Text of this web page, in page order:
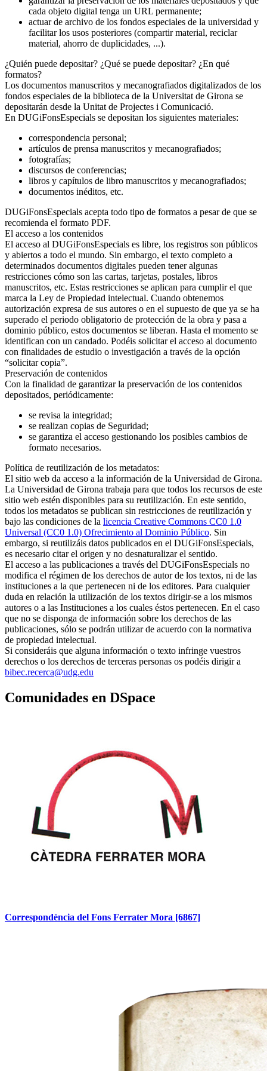
cada objeto digital tenga un URL permanente;
actuar de archivo de los fondos especiales de la universidad y
facilitar los usos posteriores (compartir material, reciclar
material, ahorro de duplicidades, ...).
¿Quién puede depositar? ¿Qué se puede depositar? ¿En qué
formatos?
Los documentos manuscritos y mecanografiados digitalizados de los
fondos especiales de la biblioteca de la Universitat de Girona se
depositarán desde la Unitat de Projectes i Comunicació.
En DUGiFonsEspecials se depositan los siguientes materiales:
correspondencia personal;
artículos de prensa manuscritos y mecanografiados;
fotografías;
discursos de conferencias;
libros y capítulos de libro manuscritos y mecanografiados;
documentos inéditos, etc.
DUGiFonsEspecials acepta todo tipo de formatos a pesar de que se
recomienda el formato PDF.
El acceso a los contenidos
El acceso al DUGiFonsEspecials es libre, los registros son públicos
y abiertos a todo el mundo. Sin embargo, el texto completo a
determinados documentos digitales pueden tener algunas
restricciones cómo son las cartas, tarjetas, postales, libros
manuscritos, etc. Estas restricciones se aplican para cumplir el que
marca la Ley de Propiedad intelectual. Cuando obtenemos
autorización expresa de sus autores o en el supuesto de que ya se ha
superado el periodo obligatorio de protección de la obra y pasa a
dominio público, estos documentos se liberan. Hasta el momento se
identifican con un candado. Podéis solicitar el acceso al documento
con finalidades de estudio o investigación a través de la opción
“solicitar copia”.
Preservación de contenidos
Con la finalidad de garantizar la preservación de los contenidos
depositados, periódicamente:
se revisa la integridad;
se realizan copias de Seguridad;
se garantiza el acceso gestionando los posibles cambios de
formato necesarios.
Política de reutilización de los metadatos:
El sitio web da acceso a la información de la Universidad de Girona.
La Universidad de Girona trabaja para que todos los recursos de este
sitio web estén disponibles para su reutilización. En este sentido,
todos los metadatos se publican sin restricciones de reutilización y
bajo las condiciones de la licencia Creative Commons CC0 1.0
Universal (CC0 1.0) Ofrecimiento al Dominio Público. Sin
embargo, si reutilizáis datos publicados en el DUGiFonsEspecials,
es necesario citar el origen y no desnaturalizar el sentido.
El acceso a las publicaciones a través del DUGiFonsEspecials no
modifica el régimen de los derechos de autor de los textos, ni de las
instituciones a la que pertenecen ni de los editores. Para cualquier
duda en relación la utilización de los textos dirigir-se a los mismos
autores o a las Instituciones a los cuales éstos pertenecen. En el caso
que no se disponga de información sobre los derechos de las
publicaciones, sólo se podrán utilizar de acuerdo con la normativa
de propiedad intelectual.
Si consideráis que alguna información o texto infringe vuestros
derechos o los derechos de terceras personas os podéis dirigir a
bibec.recerca@udg.edu
Comunidades en DSpace
Correspondència del Fons Ferrater Mora [6867]